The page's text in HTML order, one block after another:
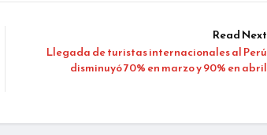
Read Next
Llegada de turistas internacionales al Perú
disminuyó 70% en marzo y 90% en abril